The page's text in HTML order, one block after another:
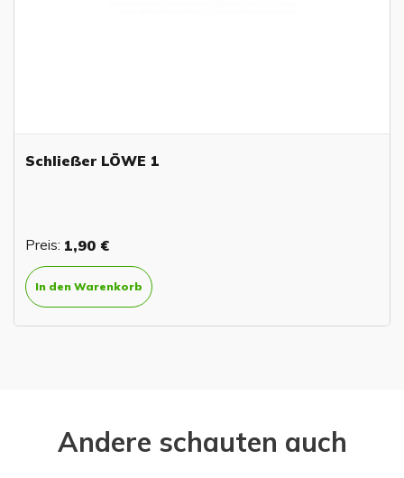
Schließer LÖWE 1
Preis: 1,90 €
In den Warenkorb
Andere schauten auch